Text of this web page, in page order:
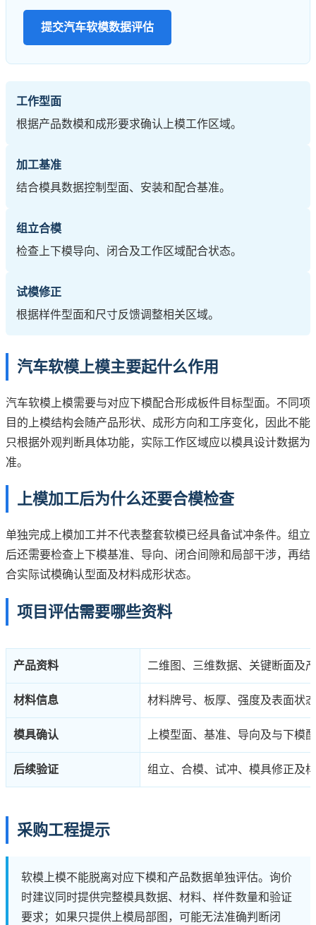
提交汽车软模数据评估
工作型面
根据产品数模和成形要求确认上模工作区域。
加工基准
结合模具数据控制型面、安装和配合基准。
组立合模
检查上下模导向、闭合及工作区域配合状态。
试模修正
根据样件型面和尺寸反馈调整相关区域。
汽车软模上模主要起什么作用
汽车软模上模需要与对应下模配合形成板件目标型面。不同项
目的上模结构会随产品形状、成形方向和工序变化，因此不能
只根据外观判断具体功能，实际工作区域应以模具设计数据为
准。
上模加工后为什么还要合模检查
单独完成上模加工并不代表整套软模已经具备试冲条件。组立
后还需要检查上下模基准、导向、闭合间隙和局部干涉，再结
合实际试模确认型面及材料成形状态。
项目评估需要哪些资料
产品资料 二维图、三维数据、关键断面及
材料信息 材料牌号、板厚、强度及表面状态
模具确认 上模型面、基准、导向及与下模
后续验证 组立、合模、试冲、模具修正及
采购工程提示
软模上模不能脱离对应下模和产品数据单独评估。询价
时建议同时提供完整模具数据、材料、样件数量和验证
要求；如果只提供上模局部图，可能无法准确判断闭